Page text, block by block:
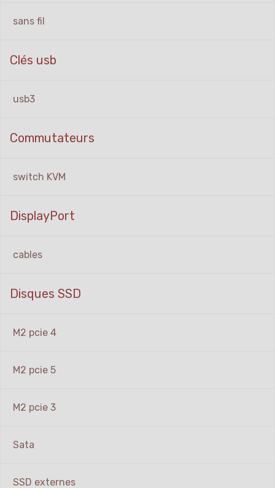
sans fil
Clés usb
usb3
Commutateurs
switch KVM
DisplayPort
cables
Disques SSD
M2 pcie 4
M2 pcie 5
M2 pcie 3
Sata
SSD externes